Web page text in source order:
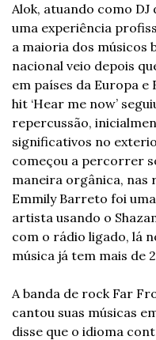
Alok, atuando como DJ
uma experiência
a maioria dos músicos
nacional veio depois
em países da Europa
hit ‘Hear me now’
repercussão,
significativos no
começou a percorrer
maneira orgânica, nas
Emmily Barreto foi
artista usando o
com o rádio ligado, lá
música já tem mais de
A banda de rock Far
cantou suas músicas
disse que o idioma